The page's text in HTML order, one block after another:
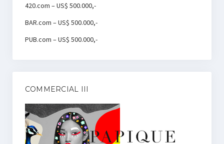
420.com – US$ 500.000,-
BAR.com – US$ 500.000,-
PUB.com – US$ 500.000,-
COMMERCIAL III